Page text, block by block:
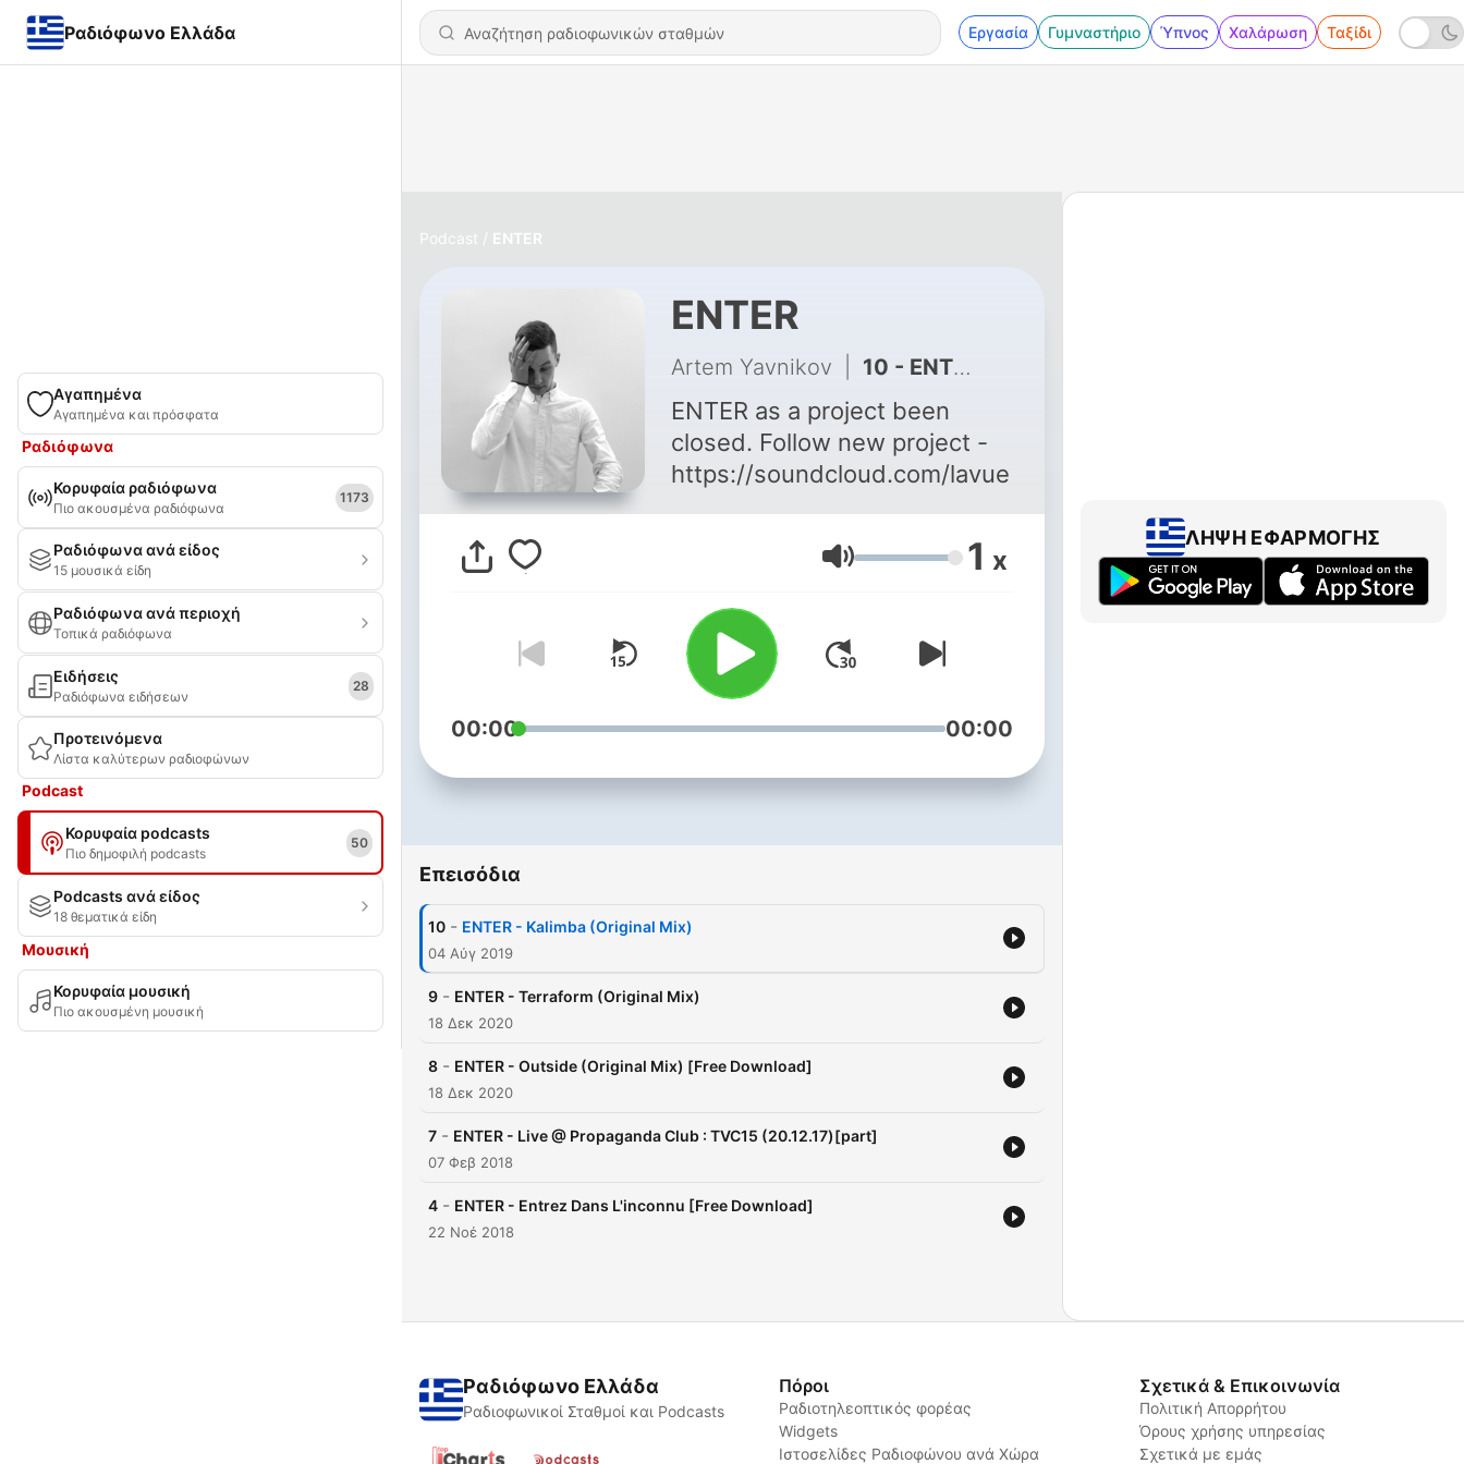
Ραδιόφωνο Ελλάδα Εργασία Γυμναστήριο Ύπνος Χαλάρωση Ταξίδι
Αγαπημένα
Αγαπημένα και πρόσφατα
Ραδιόφωνα
Κορυφαία ραδιόφωνα
Πιο ακουσμένα ραδιόφωνα
1173
Ραδιόφωνα ανά είδος
15 μουσικά είδη
Ραδιόφωνα ανά περιοχή
Τοπικά ραδιόφωνα
Ειδήσεις
Ραδιόφωνα ειδήσεων
28
Προτεινόμενα
Λίστα καλύτερων ραδιοφώνων
Podcast
Κορυφαία podcasts
Πιο δημοφιλή podcasts
50
Podcasts ανά είδος
18 θεματικά είδη
Μουσική
Κορυφαία μουσική
Πιο ακουσμένη μουσική
Podcast ENTER
ENTER
Artem Yavnikov 10 - ENTER - Kalimba (Original Mix)
ENTER as a project been
closed. Follow new project -
https://soundcloud.com/lavue
Ένταση 1 x
00:00 00:00
Επεισόδια
10 - ENTER - Kalimba (Original Mix)
04 Αύγ 2019
9 - ENTER - Terraform (Original Mix)
18 Δεκ 2020
8 - ENTER - Outside (Original Mix) [Free Download]
18 Δεκ 2020
7 - ENTER - Live @ Propaganda Club : TVC15 (20.12.17)[part]
07 Φεβ 2018
4 - ENTER - Entrez Dans L'inconnu [Free Download]
22 Νοέ 2018
ΛΉΨΗ ΕΦΑΡΜΟΓΉΣ
Ραδιόφωνο Ελλάδα
Ραδιοφωνικοί Σταθμοί και Podcasts
Πόροι
Ραδιοτηλεοπτικός φορέας
Widgets
Ιστοσελίδες Ραδιοφώνου ανά Χώρα
Σχετικά & Επικοινωνία
Πολιτική Απορρήτου
Όρους χρήσης υπηρεσίας
Σχετικά με εμάς